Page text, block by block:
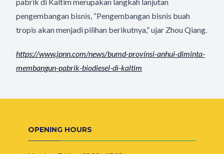
pengembangan bisnis, “Pengembangan bisnis buah
tropis akan menjadi pilihan berikutnya,” ujar Zhou Qiang.
https://www.jpnn.com/news/bumd-provinsi-anhui-diminta-
membangun-pabrik-biodiesel-di-kaltim
OPENING HOURS